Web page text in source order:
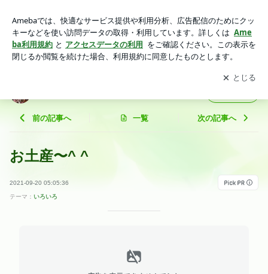
アプリをダウンロードして ブログの更新通知
を受け取りまし
ょう。
開く
前の記事へ 一覧 次の記事へ
お土産〜^ ^
2021-09-20 05:05:36
テーマ： いろいろ